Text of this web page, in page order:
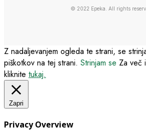
© 2022 Epeka. All rights
Z nadaljevanjem ogleda te strani, se
piškotkov na tej strani. Strinjam se Za več
kliknite tukaj.
Zapri
Privacy Overview